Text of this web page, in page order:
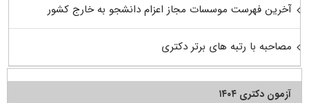
آخرین فهرست موسسات مجاز اعزام دانشجو به خارج کشور
مصاحبه با رتبه های برتر دکتری
آزمون دکتری ۱۴۰۴